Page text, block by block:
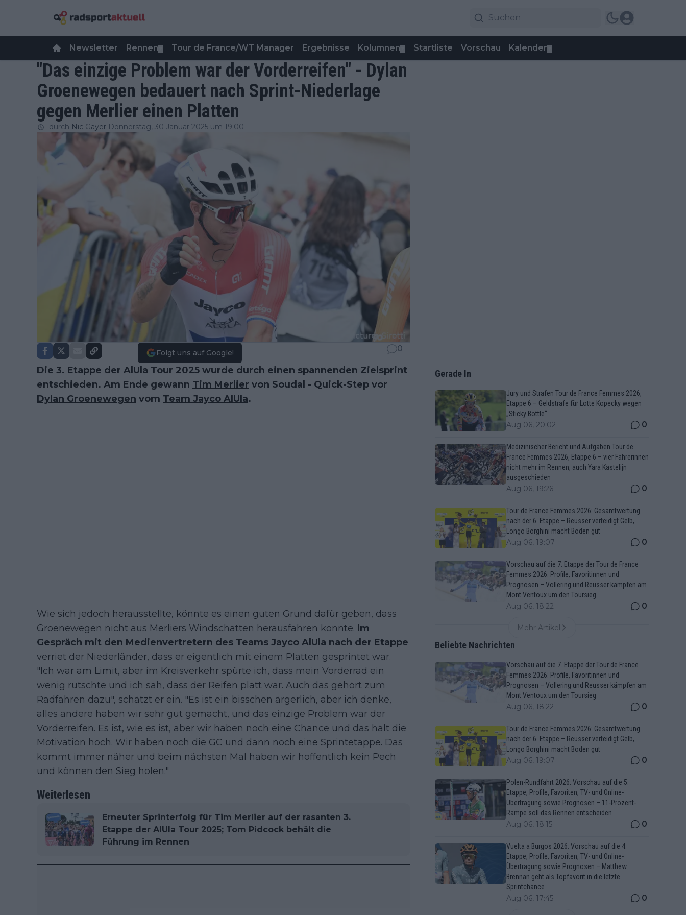
Newsletter Rennen Tour de France/WT Manager Ergebnisse Kolumnen Startliste Vorschau Kalender
"Das einzige Problem war der Vorderreifen" - Dylan
Groenewegen bedauert nach Sprint-Niederlage
gegen Merlier einen Platten
durch Nic Gayer Donnerstag, 30 Januar 2025 um 19:00
Folgt uns auf Google! 0
Die 3. Etappe der AlUla Tour 2025 wurde durch einen spannenden Zielsprint
entschieden. Am Ende gewann Tim Merlier von Soudal - Quick-Step vor
Dylan Groenewegen vom Team Jayco AlUla.
Wie sich jedoch herausstellte, könnte es einen guten Grund dafür geben, dass
Groenewegen nicht aus Merliers Windschatten herausfahren konnte. Im
Gespräch mit den Medienvertretern des Teams Jayco AlUla nach der Etappe
verriet der Niederländer, dass er eigentlich mit einem Platten gesprintet war.
"Ich war am Limit, aber im Kreisverkehr spürte ich, dass mein Vorderrad ein
wenig rutschte und ich sah, dass der Reifen platt war. Auch das gehört zum
Radfahren dazu", schätzt er ein. "Es ist ein bisschen ärgerlich, aber ich denke,
alles andere haben wir sehr gut gemacht, und das einzige Problem war der
Vorderreifen. Es ist, wie es ist, aber wir haben noch eine Chance und das hält die
Motivation hoch. Wir haben noch die GC und dann noch eine Sprintetappe. Das
kommt immer näher und beim nächsten Mal haben wir hoffentlich kein Pech
und können den Sieg holen."
Weiterlesen
Erneuter Sprinterfolg für Tim Merlier auf der rasanten 3.
Etappe der AlUla Tour 2025; Tom Pidcock behält die
Führung im Rennen
Gerade In
Jury und Strafen Tour de France Femmes 2026,
Etappe 6 – Geldstrafe für Lotte Kopecky wegen
„Sticky Bottle“
Aug 06, 20:02 0
Medizinischer Bericht und Aufgaben Tour de
France Femmes 2026, Etappe 6 – vier Fahrerinnen
nicht mehr im Rennen, auch Yara Kastelijn
ausgeschieden
Aug 06, 19:26 0
Tour de France Femmes 2026: Gesamtwertung
nach der 6. Etappe – Reusser verteidigt Gelb,
Longo Borghini macht Boden gut
Aug 06, 19:07 0
Vorschau auf die 7. Etappe der Tour de France
Femmes 2026: Profile, Favoritinnen und
Prognosen – Vollering und Reusser kämpfen am
Mont Ventoux um den Toursieg
Aug 06, 18:22 0
Mehr Artikel
Beliebte Nachrichten
Vorschau auf die 7. Etappe der Tour de France
Femmes 2026: Profile, Favoritinnen und
Prognosen – Vollering und Reusser kämpfen am
Mont Ventoux um den Toursieg
Aug 06, 18:22 0
Tour de France Femmes 2026: Gesamtwertung
nach der 6. Etappe – Reusser verteidigt Gelb,
Longo Borghini macht Boden gut
Aug 06, 19:07 0
Polen-Rundfahrt 2026: Vorschau auf die 5.
Etappe, Profile, Favoriten, TV- und Online-
Übertragung sowie Prognosen – 11-Prozent-
Rampe soll das Rennen entscheiden
Aug 06, 18:15 0
Vuelta a Burgos 2026: Vorschau auf die 4.
Etappe, Profile, Favoriten, TV- und Online-
Übertragung sowie Prognosen – Matthew
Brennan geht als Topfavorit in die letzte
Sprintchance
Aug 06, 17:45 0